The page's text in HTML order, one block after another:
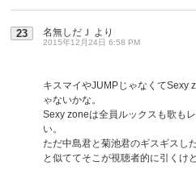
23 名無しだＪ より
2015年12月24日 6:58 PM
キスマイやJUMPじゃなくてSexy
ゃないかな。
Sexy zoneは全員ルックスも歌も
い。
ただ中島君と菊池君のギスギスし
と似ててそこが視聴者的に引くけど